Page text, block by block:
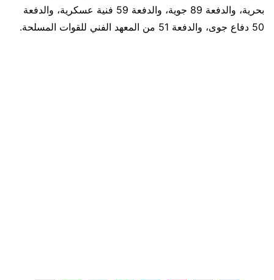
بحرية، والدفعة 89 جوية، والدفعة 59 فنية عسكرية، والدفعة
50 دفاع جوى، والدفعة 51 من المعهد الفني للقوات المسلحة.